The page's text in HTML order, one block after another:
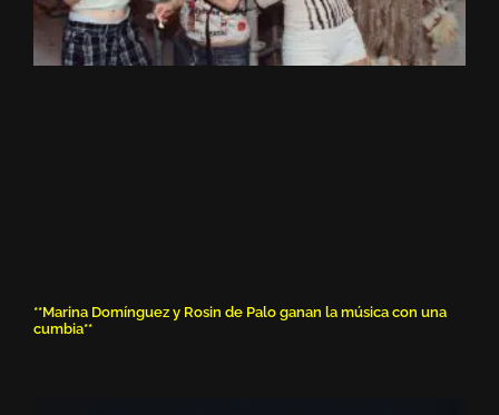
**Marina Domínguez y Rosin de Palo ganan la música con una
cumbia**